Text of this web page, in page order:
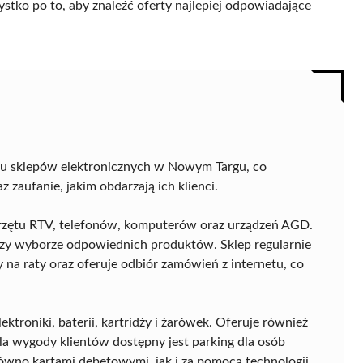
po to, aby znaleźć oferty najlepiej odpowiadające
sklepów elektronicznych w Nowym Targu, co
zaufanie, jakim obdarzają ich klienci.
RTV, telefonów, komputerów oraz urządzeń AGD.
wyborze odpowiednich produktów. Sklep regularnie
raty oraz oferuje odbiór zamówień z internetu, co
baterii, kartridży i żarówek. Oferuje również
wygody klientów dostępny jest parking dla osób